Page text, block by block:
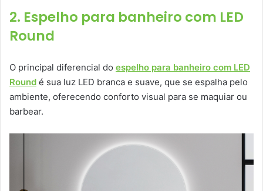
2. Espelho para banheiro com LED
Round
O principal diferencial do espelho para banheiro com LED
Round é sua luz LED branca e suave, que se espalha pelo
ambiente, oferecendo conforto visual para se maquiar ou
barbear.